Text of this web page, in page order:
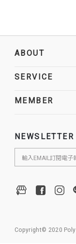
ABOUT
SERVICE
MEMBER
NEWSLETTER
Copyright© 2020